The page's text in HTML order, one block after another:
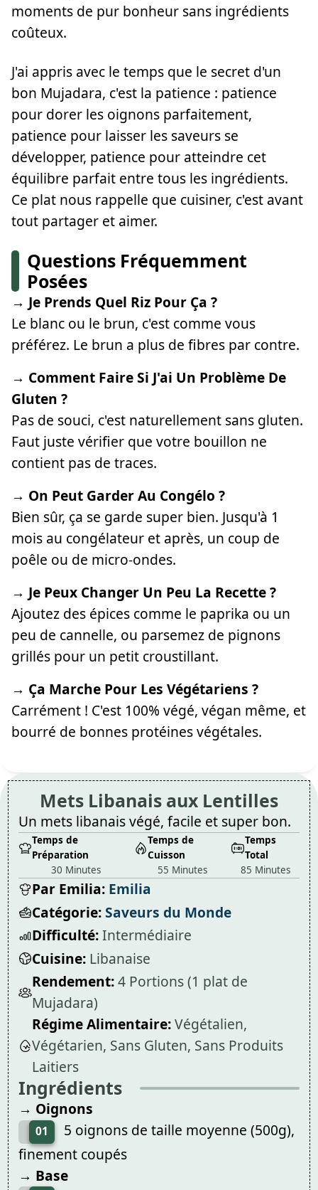
moments de pur bonheur sans ingrédients
coûteux.
J'ai appris avec le temps que le secret d'un
bon Mujadara, c'est la patience : patience
pour dorer les oignons parfaitement,
patience pour laisser les saveurs se
développer, patience pour atteindre cet
équilibre parfait entre tous les ingrédients.
Ce plat nous rappelle que cuisiner, c'est avant
tout partager et aimer.
Questions Fréquemment
Posées
→ Je Prends Quel Riz Pour Ça ?
Le blanc ou le brun, c'est comme vous
préférez. Le brun a plus de fibres par contre.
→ Comment Faire Si J'ai Un Problème De
Gluten ?
Pas de souci, c'est naturellement sans gluten.
Faut juste vérifier que votre bouillon ne
contient pas de traces.
→ On Peut Garder Au Congélo ?
Bien sûr, ça se garde super bien. Jusqu'à 1
mois au congélateur et après, un coup de
poêle ou de micro-ondes.
→ Je Peux Changer Un Peu La Recette ?
Ajoutez des épices comme le paprika ou un
peu de cannelle, ou parsemez de pignons
grillés pour un petit croustillant.
→ Ça Marche Pour Les Végétariens ?
Carrément ! C'est 100% végé, végan même, et
bourré de bonnes protéines végétales.
Mets Libanais aux Lentilles
Un mets libanais végé, facile et super bon.
Temps de
Préparation
30 Minutes
Temps de
Cuisson
55 Minutes
Temps
Total
85 Minutes
Par Emilia: Emilia
Catégorie:Saveurs du Monde
Difficulté:Intermédiaire
Cuisine: Libanaise
Rendement:4 Portions (1 plat de
Mujadara)
Régime Alimentaire:Végétalien,
Végétarien, Sans Gluten, Sans Produits
Laitiers
Ingrédients
→ Oignons
01
5 oignons de taille moyenne (500g),
finement coupés
→ Base